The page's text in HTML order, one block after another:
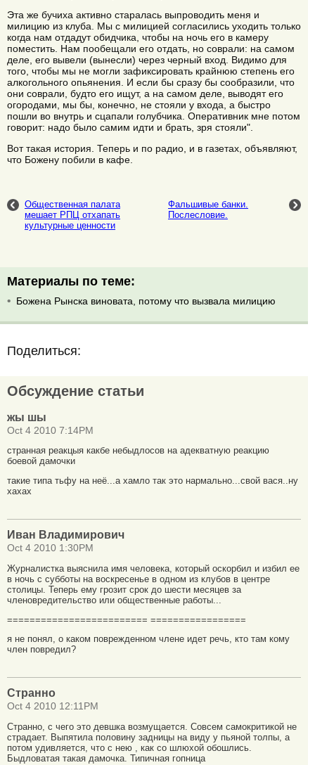
Эта же бучиха активно старалась выпроводить меня и
милицию из клуба. Мы с милицией согласились уходить только
когда нам отдадут обидчика, чтобы на ночь его в камеру
поместить. Нам пообещали его отдать, но соврали: на самом
деле, его вывели (вынесли) через черный вход. Видимо для
того, чтобы мы не могли зафиксировать крайнюю степень его
алкогольного опьянения. И если бы сразу бы сообразили, что
они соврали, будто его ищут, а на самом деле, выводят его
огородами, мы бы, конечно, не стояли у входа, а быстро
пошли во внутрь и сцапали голубчика. Оперативник мне потом
говорит: надо было самим идти и брать, зря стояли".
Вот такая история. Теперь и по радио, и в газетах, объявляют,
что Божену побили в кафе.
Общественная палата
мешает РПЦ отхапать
культурные ценности
Фальшивые банки.
Послесловие.
Материалы по теме:
Божена Рынска виновата, потому что вызвала милицию
Поделиться:
Обсуждение статьи
жы шы
Oct 4 2010 7:14PM
странная реакцыя какбе небыдлосов на адекватную реакцию
боевой дамочки
такие типа тьфу на неё...а хамло так это нармально...свой вася..ну
хахах
Иван Владимирович
Oct 4 2010 1:30PM
Журналистка выяснила имя человека, который оскорбил и избил ее
в ночь с субботы на воскресенье в одном из клубов в центре
столицы. Теперь ему грозит срок до шести месяцев за
членовредительство или общественные работы...
========================= =================
я не понял, о каком поврежденном члене идет речь, кто там кому
член повредил?
Странно
Oct 4 2010 12:11PM
Странно, с чего это девшка возмущается. Совсем самокритикой не
страдает. Выпятила половину задницы на виду у пьяной толпы, а
потом удивляется, что с нею , как со шлюхой обошлись.
Быдловатая такая дамочка. Типичная гопница